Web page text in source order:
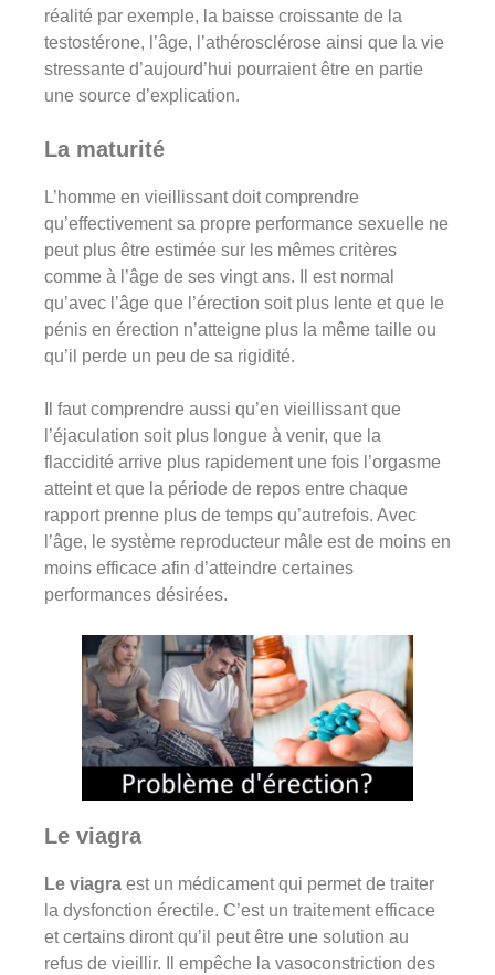
réalité par exemple, la baisse croissante de la
testostérone, l’âge, l’athérosclérose ainsi que la vie
stressante d’aujourd’hui pourraient être en partie
une source d’explication.
La maturité
L’homme en vieillissant doit comprendre
qu’effectivement sa propre performance sexuelle ne
peut plus être estimée sur les mêmes critères
comme à l’âge de ses vingt ans. Il est normal
qu’avec l’âge que l’érection soit plus lente et que le
pénis en érection n’atteigne plus la même taille ou
qu’il perde un peu de sa rigidité.
Il faut comprendre aussi qu’en vieillissant que
l’éjaculation soit plus longue à venir, que la
flaccidité arrive plus rapidement une fois l’orgasme
atteint et que la période de repos entre chaque
rapport prenne plus de temps qu’autrefois. Avec
l’âge, le système reproducteur mâle est de moins en
moins efficace afin d’atteindre certaines
performances désirées.
Le viagra
Le viagra est un médicament qui permet de traiter
la dysfonction érectile. C’est un traitement efficace
et certains diront qu’il peut être une solution au
refus de vieillir. Il empêche la vasoconstriction des